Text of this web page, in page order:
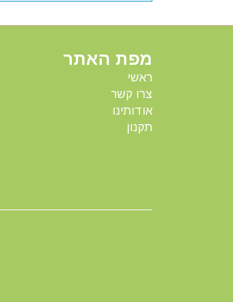
מפת האתר
ראשי
צרו קשר
אודותינו
תקנון